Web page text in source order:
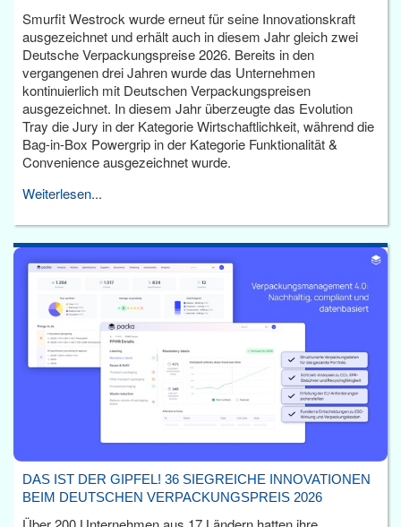
Smurfit Westrock wurde erneut für seine Innovationskraft
ausgezeichnet und erhält auch in diesem Jahr gleich zwei
Deutsche Verpackungspreise 2026. Bereits in den
vergangenen drei Jahren wurde das Unternehmen
kontinuierlich mit Deutschen Verpackungspreisen
ausgezeichnet. In diesem Jahr überzeugte das Evolution
Tray die Jury in der Kategorie Wirtschaftlichkeit, während die
Bag-in-Box Powergrip in der Kategorie Funktionalität &
Convenience ausgezeichnet wurde.
Weiterlesen...
DAS IST DER GIPFEL! 36 SIEGREICHE INNOVATIONEN
BEIM DEUTSCHEN VERPACKUNGSPREIS 2026